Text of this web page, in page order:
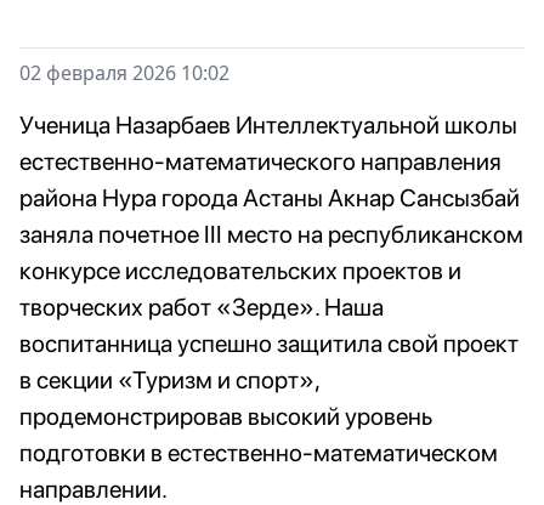
02 февраля 2026 10:02
Ученица Назарбаев Интеллектуальной школы
естественно-математического направления
района Нура города Астаны Акнар Сансызбай
заняла почетное III место на республиканском
конкурсе исследовательских проектов и
творческих работ «Зерде». Наша
воспитанница успешно защитила свой проект
в секции «Туризм и спорт»,
продемонстрировав высокий уровень
подготовки в естественно-математическом
направлении.